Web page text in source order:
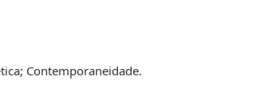
Contemporaneidade.